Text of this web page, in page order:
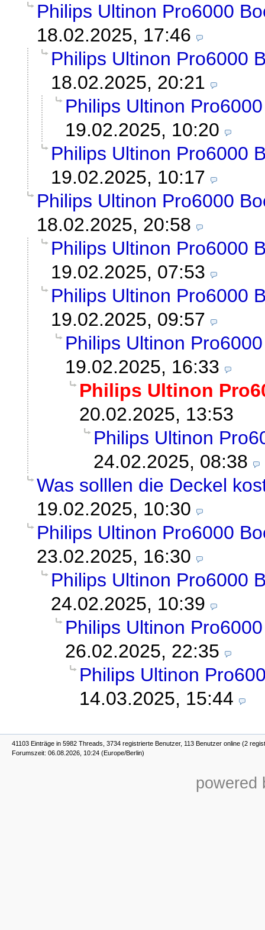
Philips Ultinon Pro6000
18.02.2025, 17:46
Philips Ultinon Pro6000
18.02.2025, 20:21
Philips Ultinon
19.02.2025, 10:20
Philips Ultinon Pro6000
19.02.2025, 10:17
Philips Ultinon Pro6000
18.02.2025, 20:58
Philips Ultinon Pro6000
19.02.2025, 07:53
Philips Ultinon Pro6000
19.02.2025, 09:57
Philips Ultinon
19.02.2025, 16:33
Philips Ultinon
20.02.2025, 13:53
Philips Ultinon
24.02.2025, 08:38
Was solllen die Deckel
19.02.2025, 10:30
Philips Ultinon Pro6000
23.02.2025, 16:30
Philips Ultinon Pro6000
24.02.2025, 10:39
Philips Ultinon
26.02.2025, 22:35
Philips Ultinon
14.03.2025, 15:44
41103 Einträge in 5982 Threads, 3734 registrierte Benutzer, 113 Benutzer online (2
Forumszeit: 06.08.2026, 10:24 (Europe/Berlin)
powered